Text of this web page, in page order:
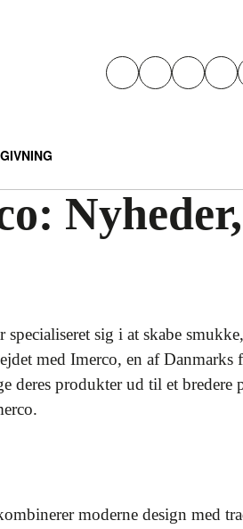
sig i at skabe
med Imerco, en af Danmarks
deres produkter ud til et
moderne design med